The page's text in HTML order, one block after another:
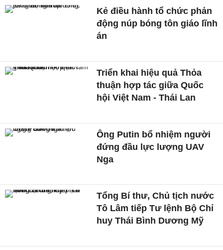
Kẻ điều hành tổ chức phản
động núp bóng tôn giáo lĩnh
án
Triển khai hiệu quả Thỏa
thuận hợp tác giữa Quốc
hội Việt Nam - Thái Lan
Ông Putin bổ nhiệm người
đứng đầu lực lượng UAV
Nga
Tổng Bí thư, Chủ tịch nước
Tô Lâm tiếp Tư lệnh Bộ Chỉ
huy Thái Bình Dương Mỹ